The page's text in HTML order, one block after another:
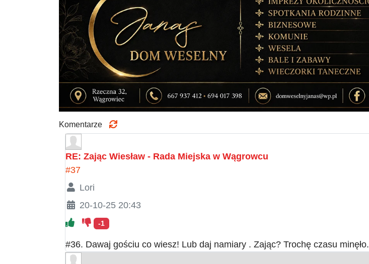
Komentarze
RE: Zając Wiesław - Rada Miejska w Wągrowcu
#37
Lori
20-10-25 20:43
-1
#36. Dawaj gościu co wiesz! Lub daj namiary . Zając? Trochę czasu minęło.